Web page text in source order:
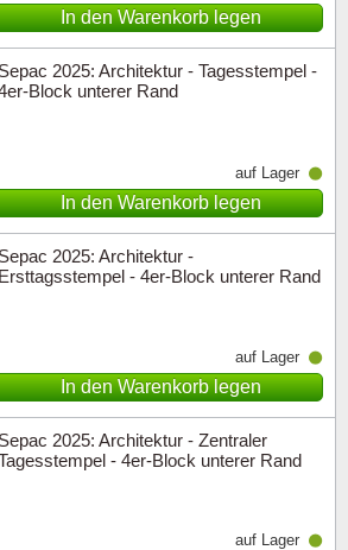
In den Warenkorb legen
Sepac 2025: Architektur - Tagesstempel -
Block unterer Rand
auf Lager
In den Warenkorb legen
Sepac 2025: Architektur -
Ersttagsstempel - 4er-Block unterer Rand
auf Lager
In den Warenkorb legen
Sepac 2025: Architektur - Zentraler
- 4er-Block unterer Rand
auf Lager